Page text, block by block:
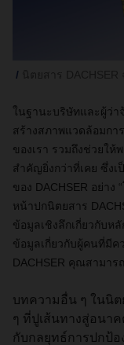
ในฐานะบริษัทและผู้ว่า
สร้างสภาพแวดล้อมกา
ของเรา รวมถึงช่วยใ
สำคัญยิ่งกว่าที่เคย ซึ่ง
ของ DACHSER อย่าง
หน้าปกนิตยสาร
ข้อมูลเชิงลึกเกี่ยวกับห
ข้อมูลเกี่ยวกับผู้คนที่มีค
DACHSER คุณสามาร
บทความอื่น ๆ ในนิต
ๆ ที่ปูเส้นทางสู่อนาค
กับกลยุทธ์การปกป้อ